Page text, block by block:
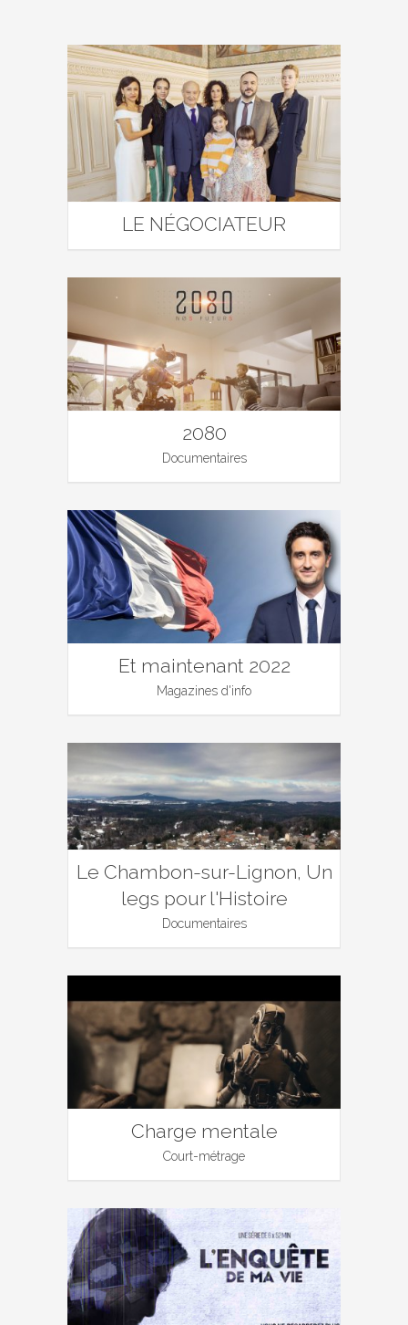
LE NÉGOCIATEUR
2080
Documentaires
Et maintenant 2022
Magazines d'info
Le Chambon-sur-Lignon, Un
legs pour l'Histoire
Documentaires
Charge mentale
Court-métrage